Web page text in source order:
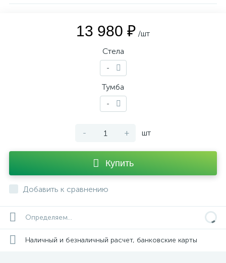
13 980 ₽ /шт
Стела
-
Тумба
-
- + шт
Купить
Добавить к сравнению
Определяем...
Наличный и безналичный расчет, банковские карты